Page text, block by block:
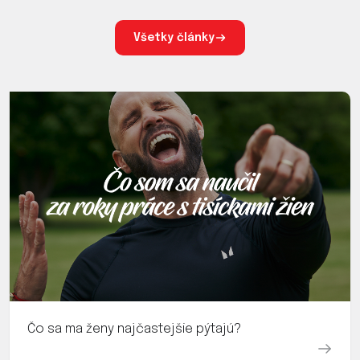
Všetky články
Čo sa ma ženy najčastejšie pýtajú?